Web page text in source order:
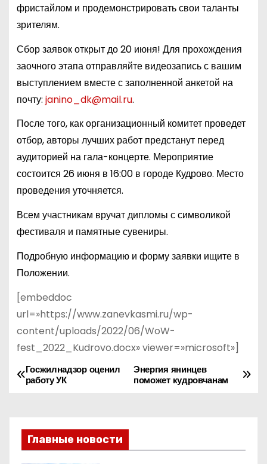
фристайлом и продемонстрировать свои таланты
зрителям.
Сбор заявок открыт до 20 июня! Для прохождения
заочного этапа отправляйте видеозапись с вашим
выступлением вместе с заполненной анкетой на
почту: janino_dk@mail.ru.
После того, как организационный комитет проведет
отбор, авторы лучших работ предстанут перед
аудиторией на гала-концерте. Мероприятие
состоится 26 июня в 16:00 в городе Кудрово. Место
проведения уточняется.
Всем участникам вручат дипломы с символикой
фестиваля и памятные сувениры.
Подробную информацию и форму заявки ищите в
Положении.
[embeddoc
url=»https://www.zanevkasmi.ru/wp-
content/uploads/2022/06/WoW-
fest_2022_Kudrovo.docx» viewer=»microsoft»]
Н
в
и
Энергия янинцев
поможет кудровчанам
Госжилнадзор оценил
работу УК
Главные новости